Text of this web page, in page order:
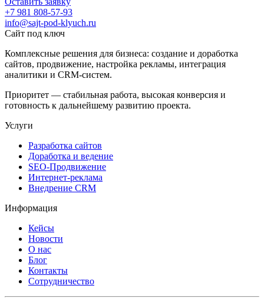
+7 981 808-57-93
info@sajt-pod-klyuch.ru
Сайт под ключ
Комплексные решения для бизнеса: создание и доработка
сайтов, продвижение, настройка рекламы, интеграция
аналитики и CRM-систем.
Приоритет — стабильная работа, высокая конверсия и
готовность к дальнейшему развитию проекта.
Услуги
Разработка сайтов
Доработка и ведение
SEO-Продвижение
Интернет-реклама
Внедрение CRM
Информация
Кейсы
Новости
О нас
Блог
Контакты
Сотрудничество